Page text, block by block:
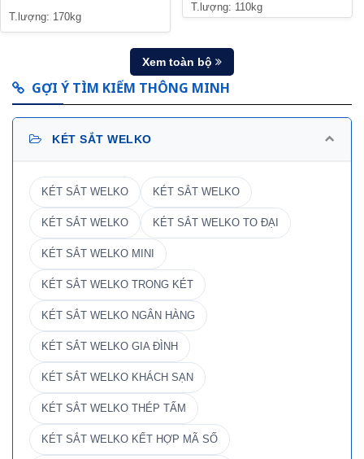
T.lượng: 170kg
T.lượng: 110kg
Xem toàn bộ
GỢI Ý TÌM KIẾM THÔNG MINH
KÉT SẮT WELKO
KÉT SẮT WELKO KÉT SẮT WELKO
KÉT SẮT WELKO KÉT SẮT WELKO TO ĐẠI
KÉT SẮT WELKO MINI
KÉT SẮT WELKO TRONG KÉT
KÉT SẮT WELKO NGÂN HÀNG
KÉT SẮT WELKO GIA ĐÌNH
KÉT SẮT WELKO KHÁCH SẠN
KÉT SẮT WELKO THÉP TẤM
KÉT SẮT WELKO KẾT HỢP MÃ SỐ